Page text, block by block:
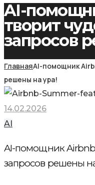
AI-
творит
запросов
ГлавнаяAI-помощник
решены на ура!
14.02.2026
AI
AI-помощник Airbnb
запросов решены